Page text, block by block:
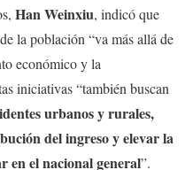
Han Weinxiu, indicó que
la población “va más allá de
económico y la
iniciativas “también buscan
urbanos y rurales,
del ingreso y elevar la
en el nacional general”.